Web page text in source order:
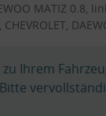
MATIZ 0.8,
Ihrem